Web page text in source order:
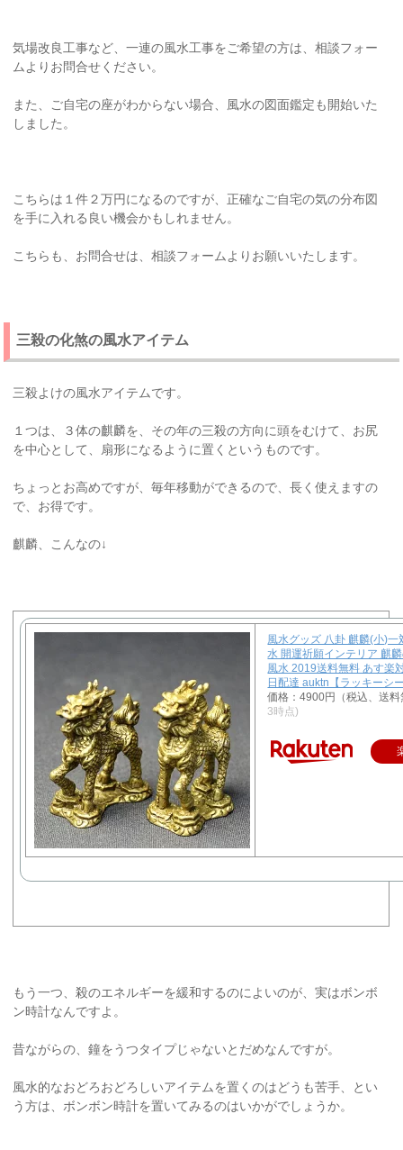
気場改良工事など、一連の風水工事をご希望の方は、相談フォー
ムよりお問合せください。
また、ご自宅の座がわからない場合、風水の図面鑑定も開始いた
しました。
こちらは１件２万円になるのですが、正確なご自宅の気の分布図
を手に入れる良い機会かもしれません。
こちらも、お問合せは、相談フォームよりお願いいたします。
三殺の化煞の風水アイテム
三殺よけの風水アイテムです。
１つは、３体の麒麟を、その年の三殺の方向に頭をむけて、お尻
を中心として、扇形になるように置くというものです。
ちょっとお高めですが、毎年移動ができるので、長く使えますの
で、お得です。
麒麟、こんなの↓
風水グッズ 八卦 麒麟(小)一
水 開運祈願インテリア 麒
風水 2019送料無料 あす楽
日配達 auktn【ラッキーシ
価格：4900円（税込、送
3時点)
もう一つ、殺のエネルギーを緩和するのによいのが、実はボンボ
ン時計なんですよ。
昔ながらの、鐘をうつタイプじゃないとだめなんですが。
風水的なおどろおどろしいアイテムを置くのはどうも苦手、とい
う方は、ボンボン時計を置いてみるのはいかがでしょうか。